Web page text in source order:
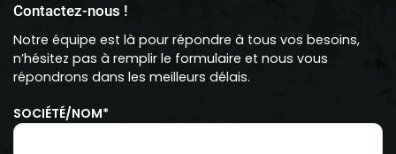
Contactez-nous !
Notre équipe est là pour répondre à tous vos besoins,
n’hésitez pas à remplir le formulaire et nous vous
répondrons dans les meilleurs délais.
SOCIÉTÉ/NOM*